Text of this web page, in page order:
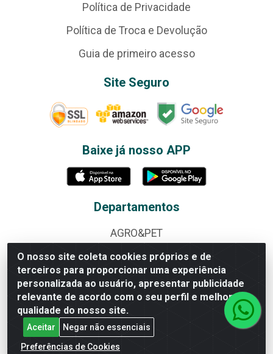
O nosso site coleta cookies próprios e de
terceiros para proporcionar uma experiência
personalizada ao usuário, apresentar publicidade
relevante de acordo com o seu perfil e melhorar a
qualidade do nosso site.
Aceitar
Negar não essenciais
Preferências de Cookies
Política de Privacidade
Política de Troca e Devolução
Guia de primeiro acesso
Site Seguro
Baixe já nosso APP
Departamentos
AGRO&PET
ALBUNS E FIGURINHAS
ALIMENTOS
BAZAR
BEBIDAS
BOMBONIERE